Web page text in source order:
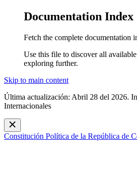
Documentation Index
Fetch the complete documentation
Use this file to discover all
exploring further.
Skip to main content
Última actualización: Abril 28 del 2026.
Internacionales
Constitución Política de la República de